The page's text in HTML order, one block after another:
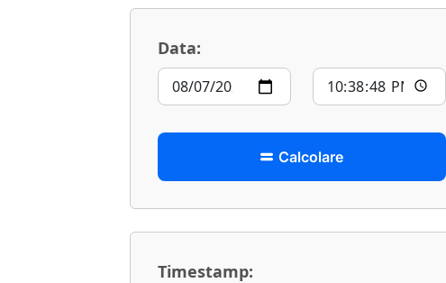
Data:
Calcolare
Timestamp: